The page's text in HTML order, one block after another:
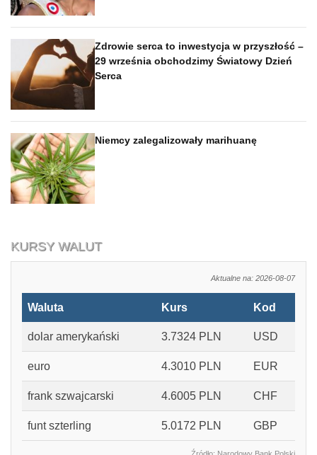
Zdrowie serca to inwestycja w przyszłość –
29 września obchodzimy Światowy Dzień
Serca
Niemcy zalegalizowały marihuanę
KURSY WALUT
Aktualne na: 2026-08-07
Waluta Kurs Kod
dolar amerykański 3.7324 PLN USD
euro 4.3010 PLN EUR
frank szwajcarski 4.6005 PLN CHF
funt szterling 5.0172 PLN GBP